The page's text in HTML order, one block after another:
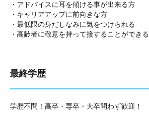
・アドバイスに耳を傾ける事が出来る方
・キャリアアップに前向きな方
・最低限の身だしなみに気をつけられる
・高齢者に敬意を持って接することができる
最終学歴
学歴不問！高卒・専卒・大卒問わず歓迎！